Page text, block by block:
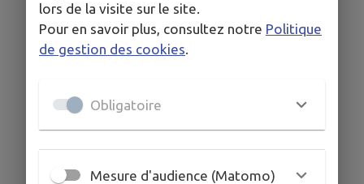
lors de la visite sur le site.
Pour en savoir plus, consultez notre Politique
de gestion des cookies.
Obligatoire
Mesure d'audience (Matomo)